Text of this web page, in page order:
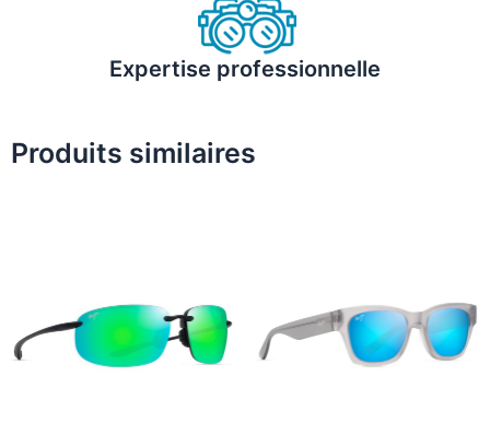
Expertise professionnelle
Produits similaires